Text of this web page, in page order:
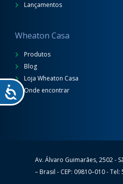
Lançamentos
Wheaton Casa
Produtos
Blog
Loja Wheaton Casa
Onde encontrar
WheatonAv. Álvaro Guimarães, 2502 -
– Brasil - CEP: 09810–010 -